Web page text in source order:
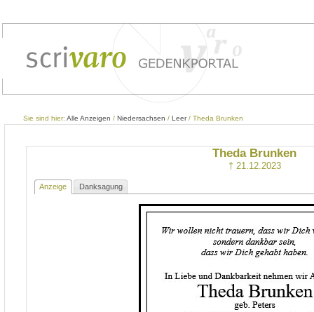
Sie sind hier: Alle Anzeigen / Niedersachsen / Leer/ Theda Brunken
Theda Brunken
† 21.12.2023
Anzeige Danksagung